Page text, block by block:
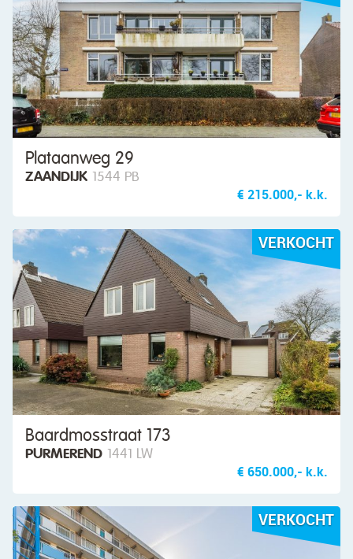
Plataanweg 29
ZAANDIJK 1544 PB
€ 215.000,- k.k.
VERKOCHT
Baardmosstraat 173
PURMEREND 1441 LW
€ 650.000,- k.k.
VERKOCHT